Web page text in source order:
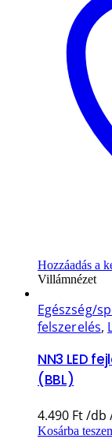
Hozzáadás a
Villámnézet
Egészség/
felszerelés,
NN3 LED
(BBL)
4.490 Ft
Kosárba